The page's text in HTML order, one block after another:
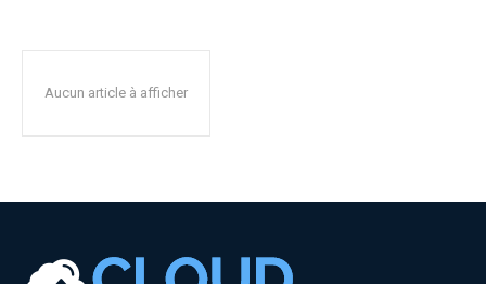
Aucun article à afficher